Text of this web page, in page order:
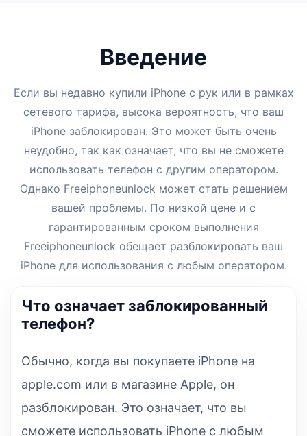
Введение
Если вы недавно купили iPhone с рук или в рамках
сетевого тарифа, высока вероятность, что ваш
iPhone заблокирован. Это может быть очень
неудобно, так как означает, что вы не сможете
использовать телефон с другим оператором.
Однако Freeiphoneunlock может стать решением
вашей проблемы. По низкой цене и с
гарантированным сроком выполнения
Freeiphoneunlock обещает разблокировать ваш
iPhone для использования с любым оператором.
Что означает заблокированный
телефон?
Обычно, когда вы покупаете iPhone на
apple.com или в магазине Apple, он
разблокирован. Это означает, что вы
сможете использовать iPhone с любым